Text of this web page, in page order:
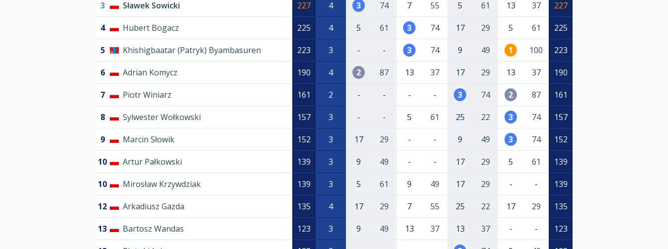
3 Sławek Sowicki 227 4 3 74 7 55 5 61 13 37 227
4 Hubert Bogacz 225 4 5 61 3 74 17 29 5 61 225
5 Khishigbaatar (Patryk) Byambasuren 223 3 - - 3 74 9 49 1 100 223
6 Adrian Komycz 190 4 2 87 13 37 17 29 13 37 190
7 Piotr Winiarz 161 2 - - - - 3 74 2 87 161
8 Sylwester Wołkowski 157 3 - - 5 61 25 22 3 74 157
9 Marcin Słowik 152 3 17 29 - - 9 49 3 74 152
10 Artur Pałkowski 139 3 9 49 - - 17 29 5 61 139
10 Mirosław Krzywdziak 139 3 5 61 9 49 17 29 - - 139
12 Arkadiusz Gazda 135 4 17 29 7 55 25 22 17 29 135
13 Bartosz Wandas 123 3 9 49 13 37 13 37 - - 123